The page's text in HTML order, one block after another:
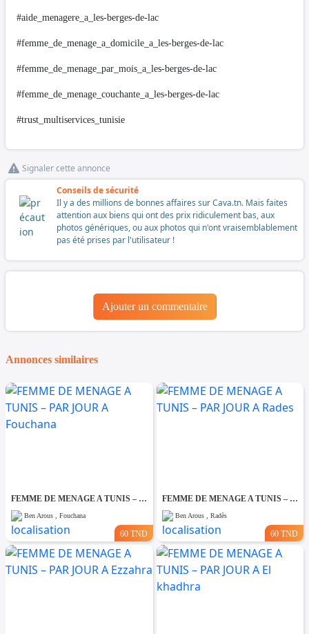
#aide_menagere_a_les-berges-de-lac
#femme_de_menage_a_domicile_a_les-berges-de-lac
#femme_de_menage_par_mois_a_les-berges-de-lac
#femme_de_menage_couchante_a_les-berges-de-lac
#trust_multiservices_tunisie
Signaler cette annonce
Conseils de sécurité
Il y a des millions de bonnes affaires sur Cava.tn. Mais faites
attention aux biens qui ont des prix ridiculement bas, aux
photos génériques, ou aux photos qui n'ont vraisemblablement
pas été prises par l'utilisateur !
Ajouter un commentaire
Annonces similaires
FEMME DE MENAGE A TUNIS – PAR JOUR A Fouchana
Ben Arous , Fouchana
60 TND
FEMME DE MENAGE A TUNIS – PAR JOUR A Rades
Ben Arous , Radès
60 TND